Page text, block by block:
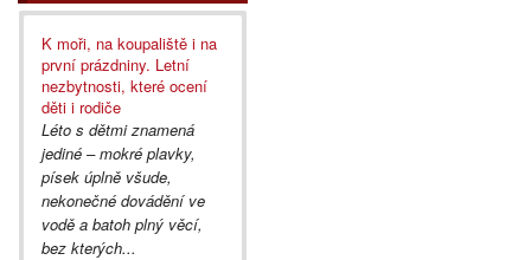
K moři, na koupaliště i na
první prázdniny. Letní
nezbytnosti, které ocení
děti i rodiče
Léto s dětmi znamená
jediné – mokré plavky,
písek úplně všude,
nekonečné dovádění ve
vodě a batoh plný věcí,
bez kterých...